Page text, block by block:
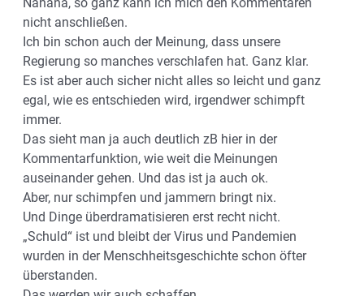
nicht anschließen.
Ich bin schon auch der Meinung, dass unsere
Regierung so manches verschlafen hat. Ganz klar.
Es ist aber auch sicher nicht alles so leicht und ganz
egal, wie es entschieden wird, irgendwer schimpft
immer.
Das sieht man ja auch deutlich zB hier in der
Kommentarfunktion, wie weit die Meinungen
auseinander gehen. Und das ist ja auch ok.
Aber, nur schimpfen und jammern bringt nix.
Und Dinge überdramatisieren erst recht nicht.
„Schuld“ ist und bleibt der Virus und Pandemien
wurden in der Menschheitsgeschichte schon öfter
überstanden.